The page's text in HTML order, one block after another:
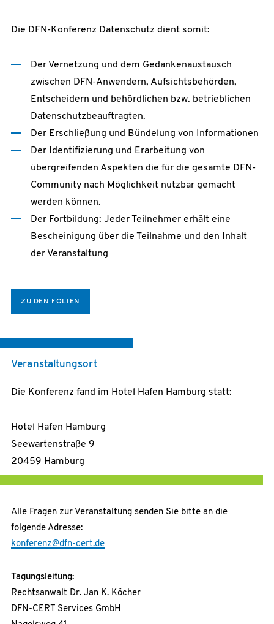
Die DFN-Konferenz Datenschutz dient somit:
Der Vernetzung und dem Gedankenaustausch
zwischen DFN-Anwendern, Aufsichtsbehörden,
Entscheidern und behördlichen bzw. betrieblichen
Datenschutzbeauftragten.
Der Erschließung und Bündelung von Informationen
Der Identifizierung und Erarbeitung von
übergreifenden Aspekten die für die gesamte DFN-
Community nach Möglichkeit nutzbar gemacht
werden können.
Der Fortbildung: Jeder Teilnehmer erhält eine
Bescheinigung über die Teilnahme und den Inhalt
der Veranstaltung
ZU DEN FOLIEN
Veranstaltungsort
Die Konferenz fand im Hotel Hafen Hamburg statt:
Hotel Hafen Hamburg
Seewartenstraße 9
20459 Hamburg
Alle Fragen zur Veranstaltung senden Sie bitte an die
folgende Adresse:
konferenz@dfn-cert.de
Tagungsleitung:
Rechtsanwalt Dr. Jan K. Köcher
DFN-CERT Services GmbH